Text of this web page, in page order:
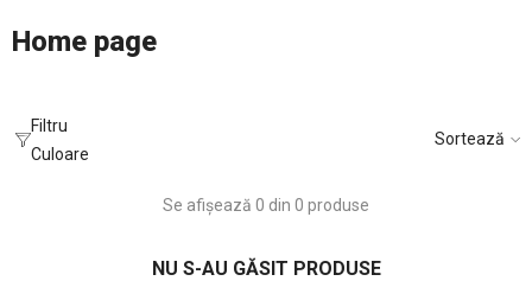
Home page
Filtru
Culoare
Sortează
Se afișează 0 din 0 produse
NU S-AU GĂSIT PRODUSE